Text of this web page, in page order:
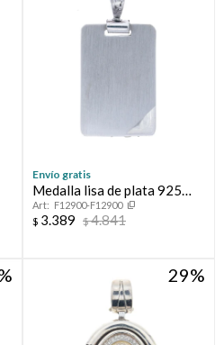
Envío gratis
Medalla lisa de plata 925
para grabar
F12900-F12900
$ 3.389 $4.841
29